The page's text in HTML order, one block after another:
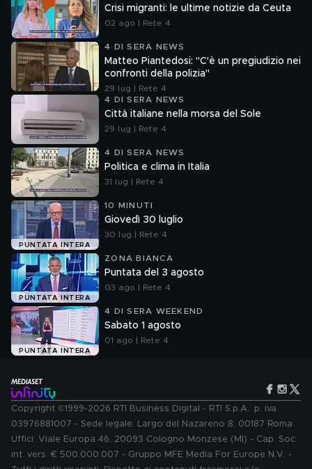
Crisi migranti: le ultime notizie da Ceuta
02 ago | Rete 4
4 DI SERA NEWS
Matteo Piantedosi: "C'è un pregiudizio nei
confronti della polizia"
29 lug | Rete 4
4 DI SERA NEWS
Città italiane nella morsa del Sole
29 lug | Rete 4
4 DI SERA NEWS
Politica e clima in Italia
31 lug | Rete 4
PUNTATA INTERA
10 MINUTI
Giovedì 30 luglio
30 lug | Rete 4
PUNTATA INTERA
ZONA BIANCA
Puntata del 3 agosto
03 ago | Rete 4
PUNTATA INTERA
4 DI SERA WEEKEND
Sabato 1 agosto
01 ago | Rete 4
Copyright ©1999-2026 RTI Business Digital - RTI S.p.A.: p. iva
03976881007 - Sede legale: Largo del Nazareno 8, 00187 Roma.
Uffici: Viale Europa 46, 20093 Cologno Monzese (MI) - Cap. Soc.
int. vers. € 500.000.007 - Gruppo MFE Media For Europe N.V. -